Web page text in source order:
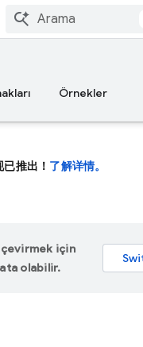
Örnekler
推出！ 了解详情。
için
olabilir.